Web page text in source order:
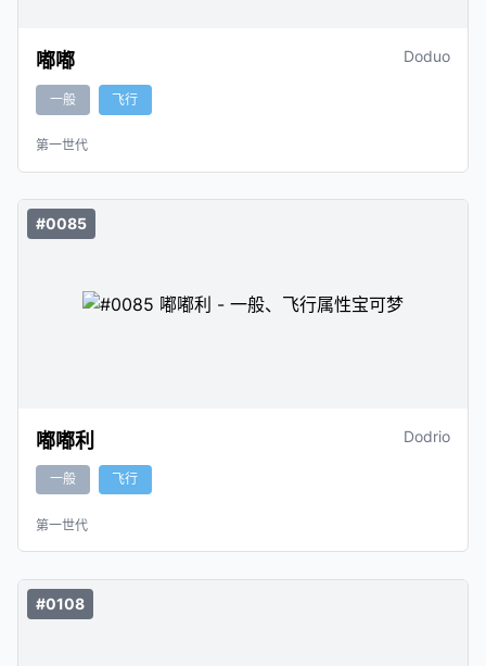
嘟嘟 Doduo
一般 飞行
第一世代
#0085
嘟嘟利 Dodrio
一般 飞行
第一世代
#0108